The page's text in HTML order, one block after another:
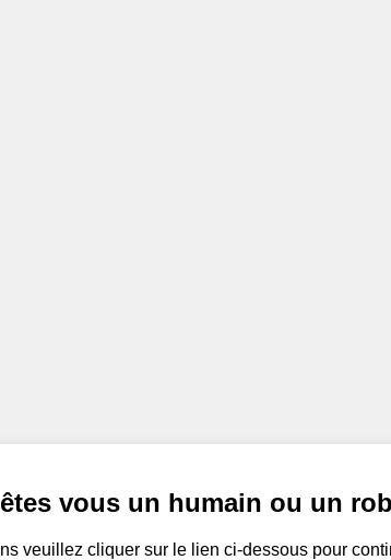
vous un humain ou un
veuillez cliquer sur le lien ci-dessous pour